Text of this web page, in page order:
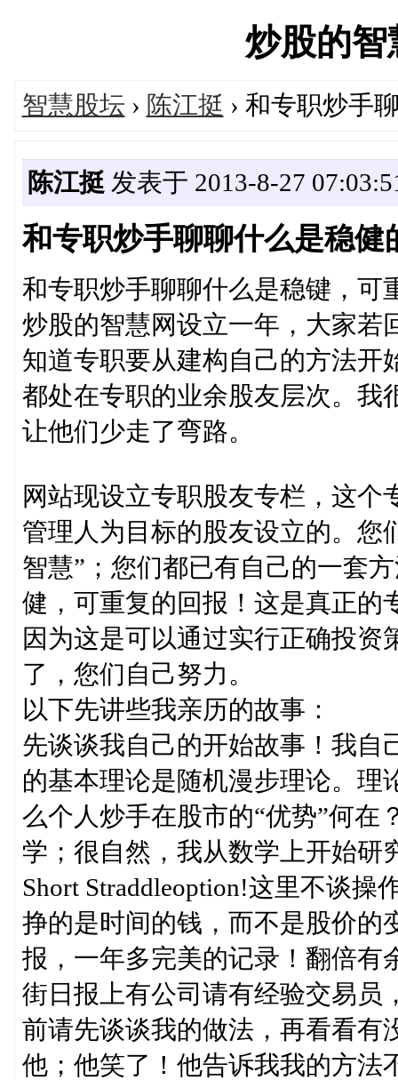
炒股的
智慧股坛 › 陈江挺 › 和专职炒手
陈江挺 发表于 2013-8-27
和专职炒手聊聊什么是稳健
和专职炒手聊聊什么是稳键，可
炒股的智慧网设立一年，大家若
知道专职要从建构自己的方法开
都处在专职的业余股友层次。我
让他们少走了弯路。
网站现设立专职股友专栏，这
管理人为目标的股友设立的。您
智慧”；您们都已有自己的一套
健，可重复的回报！这是真正的
因为这是可以通过实行正确投
了，您们自己努力。
以下先讲些我亲历的故事：
先谈谈我自己的开始故事！我自
的基本理论是随机漫步理论。理
么个人炒手在股市的“优势”何在
学；很自然，我从数学上开始研
Short Straddleoption!这里不谈
挣的是时间的钱，而不是股价的
报，一年多完美的记录！翻倍有
街日报上有公司请有经验交易员
前请先谈谈我的做法，再看看有
他；他笑了！他告诉我我的方法